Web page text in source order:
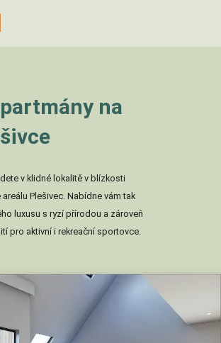
na
v klidné lokalitě v blízkosti
Plešivec. Nabídne vám tak
luxusu s ryzí přírodou a zároveň
pro aktivní i rekreační sportovce.